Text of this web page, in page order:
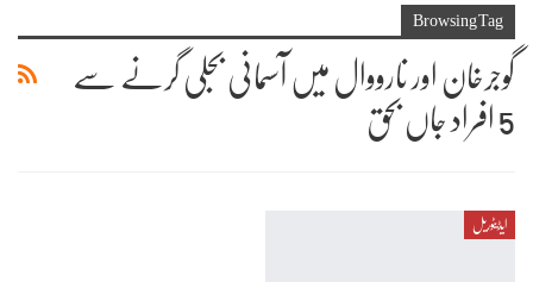
Browsing Tag
گوجرخان اور نارووال میں آسمانی بجلی گرنے سے
5 افراد جاں بحق
ایڈیٹوریل